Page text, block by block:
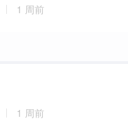
1 周前
1 周前